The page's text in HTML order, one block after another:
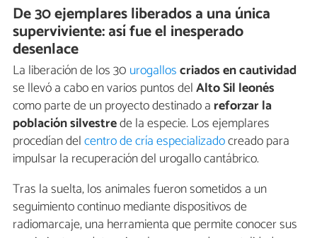
De 30 ejemplares liberados a una única
superviviente: así fue el inesperado
desenlace
La liberación de los 30 urogalloscriados en cautividad
se llevó a cabo en varios puntos delAlto Sil leonés
como parte de un proyecto destinado a reforzar la
población silvestrede la especie. Los ejemplares
procedían delcentro de cría especializadocreado para
impulsar la recuperación del urogallo cantábrico.
Tras la suelta, los animales fueron sometidos a un
seguimiento continuo mediante dispositivos de
radiomarcaje, una herramienta que permite conocer sus